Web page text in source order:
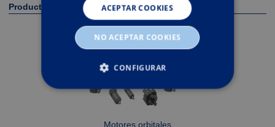
Productos relacionados
Motores orbitales
ACEPTAR COOKIES
NO ACEPTAR COOKIES
CONFIGURAR
ESTRICTAMENTE NECESARIAS
RENDIMIENTO